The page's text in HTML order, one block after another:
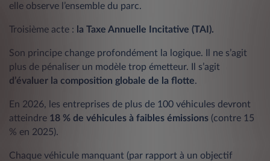
elle observe l’ensemble du parc.
Troisième acte : la Taxe Annuelle Incitative (TAI).
Son principe change profondément la logique. Il ne s’agit
plus de pénaliser un modèle trop émetteur. Il s’agit
d’évaluer la composition globale de la flotte.
En 2026, les entreprises de plus de 100 véhicules devront
atteindre 18 % de véhicules à faibles émissions (contre 15
% en 2025).
Chaque véhicule manquant (par rapport à un objectif